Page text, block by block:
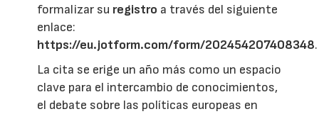
formalizar su registro a través del siguiente
enlace:
https://eu.jotform.com/form/202454207408348.
La cita se erige un año más como un espacio
clave para el intercambio de conocimientos,
el debate sobre las políticas europeas en